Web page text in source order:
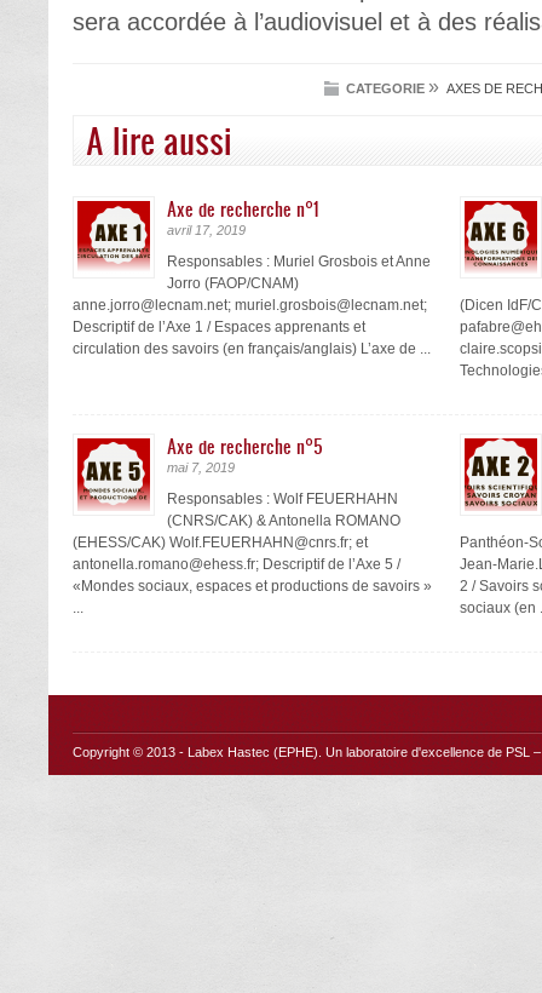
sera accordée à l’audiovisuel et à des
CATEGORIE » AXES DE
A lire aussi
Axe de recherche n°1
avril 17, 2019
Responsables : Muriel Grosbois et Anne
Jorro (FAOP/CNAM)
anne.jorro@lecnam.net; muriel.grosbois@lecnam.net;
Descriptif de l’Axe 1 / Espaces apprenants et
circulation des savoirs (en français/anglais) L’axe de ...
(Dicen IdF/
Axe de recherche n°5
mai 7, 2019
Responsables : Wolf FEUERHAHN
(CNRS/CAK) & Antonella ROMANO
(EHESS/CAK) Wolf.FEUERHAHN@cnrs.fr; et
antonella.romano@ehess.fr; Descriptif de l’Axe 5 /
«Mondes sociaux, espaces et productions de savoirs »
...
Panthéon-
Jean-
2 / Savoirs
sociaux (en
Copyright © 2013 - Labex Hastec (EPHE) . Un laboratoire d'excellence de